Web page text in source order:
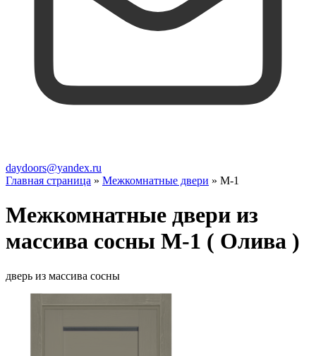
daydoors@yandex.ru
Главная страница » Межкомнатные двери » М-1
Межкомнатные двери из
массива сосны М-1 ( Олива )
дверь из массива сосны